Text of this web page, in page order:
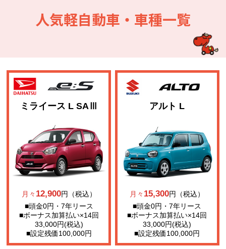
人気軽自動車・車種一覧
ミライース L SAⅢ
月々 12,900円（税込）
■頭金0円・7年リース
■ボーナス加算払い×14回
33,000円(税込)
■設定残価100,000円
アルト L
月々 15,300円（税込）
■頭金0円・7年リース
■ボーナス加算払い×14回
33,000円(税込)
■設定残価100,000円